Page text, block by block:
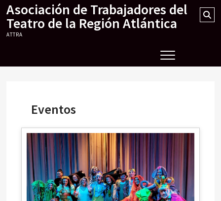
Skip
content
Asociación de Trabajadores del
Teatro de la Región Atlántica
ATTRA
Eventos